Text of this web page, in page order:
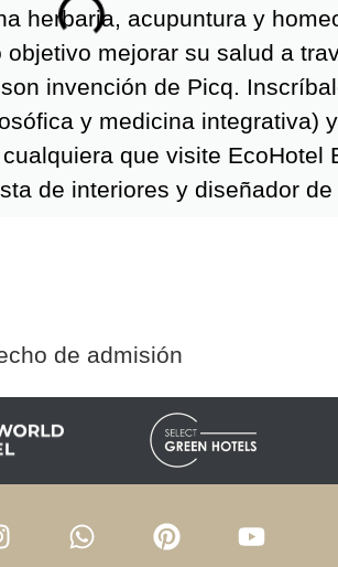
herbaria, acupuntura y
mejorar su salud a
invención de Picq.
y medicina integrativa)
que visite EcoHotel
de interiores y diseñador de
de admisión